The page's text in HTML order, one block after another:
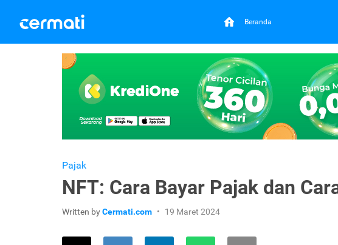
Beranda
Pajak
NFT: Cara Bayar Pajak dan
Written byCermati.com 19 Maret 2024